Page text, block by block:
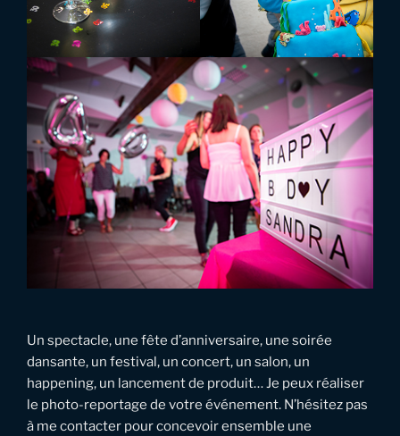
Un spectacle, une fête d’anniversaire, une soirée
dansante, un festival, un concert, un salon, un
happening, un lancement de produit… Je peux réaliser
le photo-reportage de votre événement. N’hésitez pas
à me contacter pour concevoir ensemble une